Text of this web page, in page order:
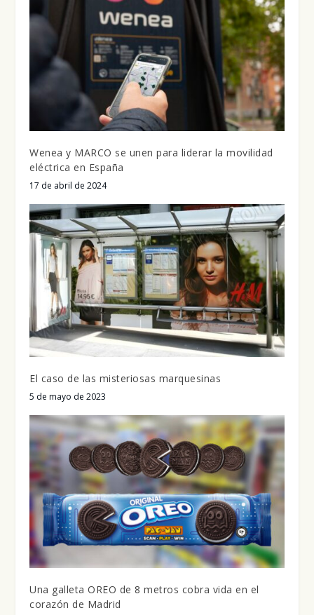
Wenea y MARCO se unen para liderar la movilidad
eléctrica en España
17 de abril de 2024
El caso de las misteriosas marquesinas
5 de mayo de 2023
Una galleta OREO de 8 metros cobra vida en el
corazón de Madrid